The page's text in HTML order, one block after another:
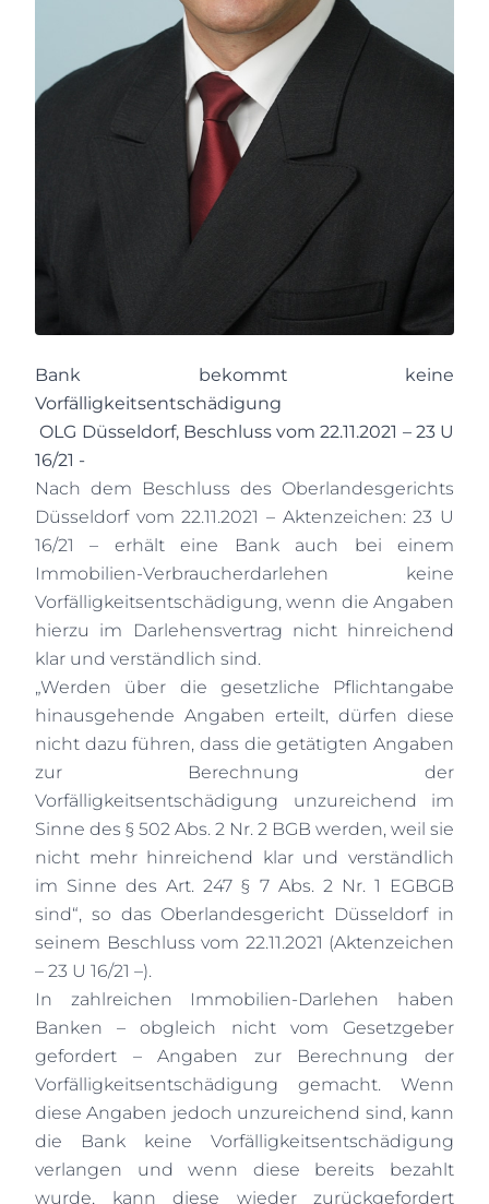
Bank bekommt keine
Vorfälligkeitsentschädigung
OLG Düsseldorf, Beschluss vom 22.11.2021 – 23 U
16/21 -
Nach dem Beschluss des Oberlandesgerichts
Düsseldorf vom 22.11.2021 – Aktenzeichen: 23 U
16/21 – erhält eine Bank auch bei einem
Immobilien-Verbraucherdarlehen keine
Vorfälligkeitsentschädigung, wenn die Angaben
hierzu im Darlehensvertrag nicht hinreichend
klar und verständlich sind.
„Werden über die gesetzliche Pflichtangabe
hinausgehende Angaben erteilt, dürfen diese
nicht dazu führen, dass die getätigten Angaben
zur Berechnung der
Vorfälligkeitsentschädigung unzureichend im
Sinne des § 502 Abs. 2 Nr. 2 BGB werden, weil sie
nicht mehr hinreichend klar und verständlich
im Sinne des Art. 247 § 7 Abs. 2 Nr. 1 EGBGB
sind“, so das Oberlandesgericht Düsseldorf in
seinem Beschluss vom 22.11.2021 (Aktenzeichen
– 23 U 16/21 –).
In zahlreichen Immobilien-Darlehen haben
Banken – obgleich nicht vom Gesetzgeber
gefordert – Angaben zur Berechnung der
Vorfälligkeitsentschädigung gemacht. Wenn
diese Angaben jedoch unzureichend sind, kann
die Bank keine Vorfälligkeitsentschädigung
verlangen und wenn diese bereits bezahlt
wurde, kann diese wieder zurückgefordert